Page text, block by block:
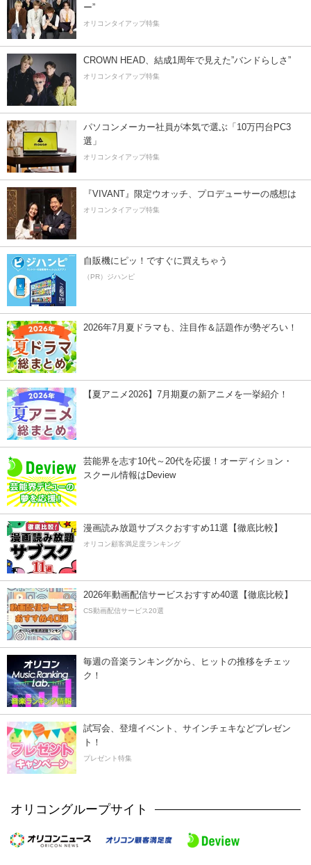
ー”
オリコンタイアップ特集
CROWN HEAD、結成1周年で見えた”バンドらしさ”
オリコンタイアップ特集
パソコンメーカー社員が本気で選ぶ「10万円台PC3
選」
オリコンタイアップ特集
『VIVANT』限定ウオッチ、プロデューサーの感想は
オリコンタイアップ特集
自販機にピッ！ですぐに買えちゃう
（PR）ジハンピ
2026年7月夏ドラマも、注目作＆話題作が勢ぞろい！
【夏アニメ2026】7月期夏の新アニメを一挙紹介！
芸能界を志す10代～20代を応援！オーディション・
スクール情報はDeview
漫画読み放題サブスクおすすめ11選【徹底比較】
オリコン顧客満足度ランキング
2026年動画配信サービスおすすめ40選【徹底比較】
CS動画配信サービス20選
毎週の音楽ランキングから、ヒットの推移をチェッ
ク！
試写会、登壇イベント、サインチェキなどプレゼン
ト！
プレゼント特集
オリコングループサイト